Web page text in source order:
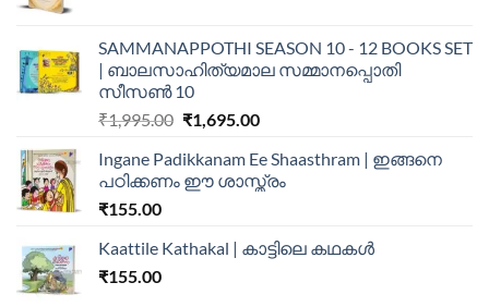
SAMMANAPPOTHI SEASON 10 - 12 BOOKS SET
| ബാലസാഹിത്യമാല സമ്മാനപ്പൊതി
സീസൺ 10
₹1,995.00 ₹1,695.00
Ingane Padikkanam Ee Shaasthram | ഇങ്ങനെ
പഠിക്കണം ഈ ശാസ്ത്രം
₹155.00
Kaattile Kathakal | കാട്ടിലെ കഥകള്‍
₹155.00